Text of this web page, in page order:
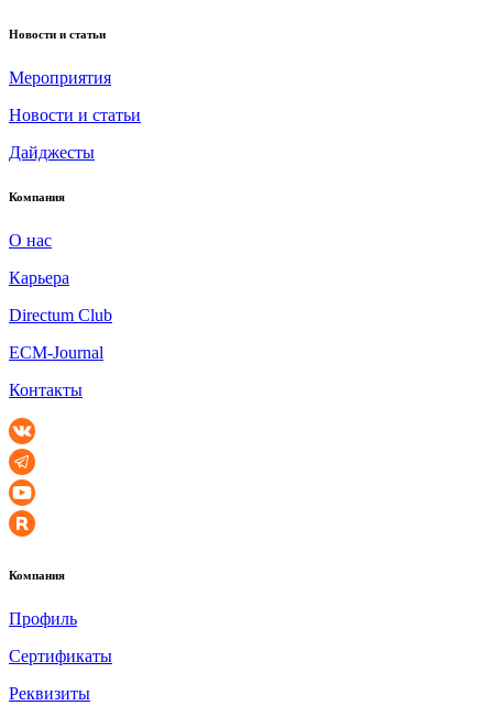
Новости и статьи
Мероприятия
Новости и статьи
Дайджесты
Компания
О нас
Карьера
Directum Club
ECM-Journal
Контакты
Компания
Профиль
Сертификаты
Реквизиты